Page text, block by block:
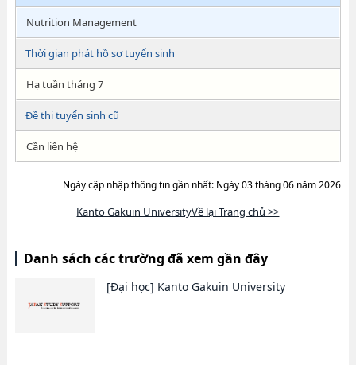
Nutrition Management
Thời gian phát hồ sơ tuyển sinh
Hạ tuần tháng 7
Đề thi tuyển sinh cũ
Cần liên hệ
Ngày cập nhập thông tin gần nhất: Ngày 03 tháng 06 năm 2026
Kanto Gakuin UniversityVề lại Trang chủ >>
Danh sách các trường đã xem gần đây
[Đại học] Kanto Gakuin University